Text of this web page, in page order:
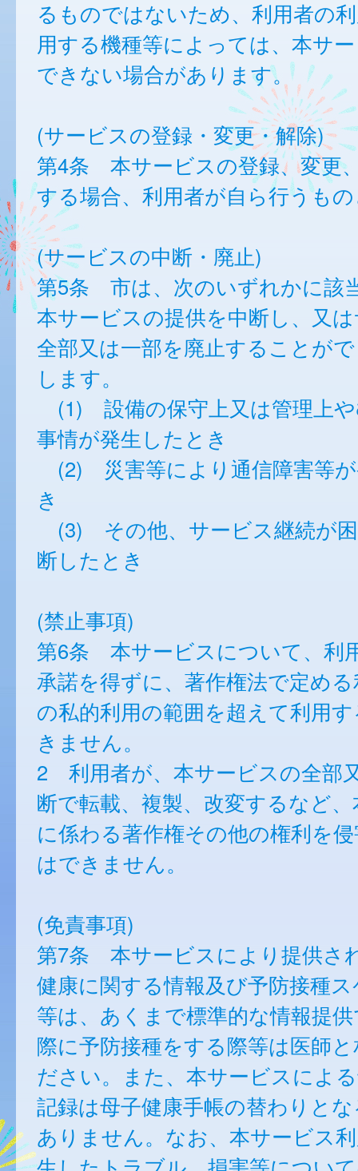
るものではないため、利用者の
用する機種等によっては、本サ
できない場合があります。
(サービスの登録・変更・解除)
第4条 本サービスの登録、変更
する場合、利用者が自ら行うも
(サービスの中断・廃止)
第5条 市は、次のいずれかに該
本サービスの提供を中断し、又
全部又は一部を廃止することが
します。
(1) 設備の保守上又は管理上
事情が発生したとき
(2) 災害等により通信障害等
き
(3) その他、サービス継続が
断したとき
(禁止事項)
第6条 本サービスについて、利
承諾を得ずに、著作権法で定め
の私的利用の範囲を超えて利用
きません。
2 利用者が、本サービスの全部
断で転載、複製、改変するなど
に係わる著作権その他の権利を
はできません。
(免責事項)
第7条 本サービスにより提供さ
健康に関する情報及び予防接種
等は、あくまで標準的な情報提
際に予防接種をする際等は医師
ださい。また、本サービスによ
記録は母子健康手帳の替わりと
ありません。なお、本サービス